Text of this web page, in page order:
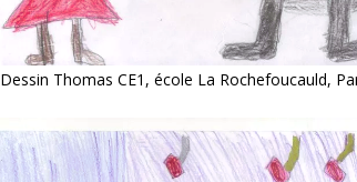
Dessin Thomas CE1, école La Rochefoucauld,